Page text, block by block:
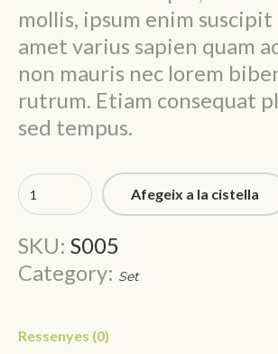
mollis, ipsum enim
amet varius sapien quam
non mauris nec lorem
rutrum. Etiam consequat
sed tempus.
Afegeix a la cistella
SKU: S005
Category: Set
Ressenyes (0)